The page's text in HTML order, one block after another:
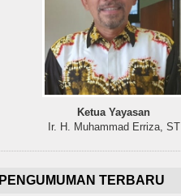
Ketua Yayasan
Ir. H. Muhammad Erriza, ST
PENGUMUMAN TERBARU